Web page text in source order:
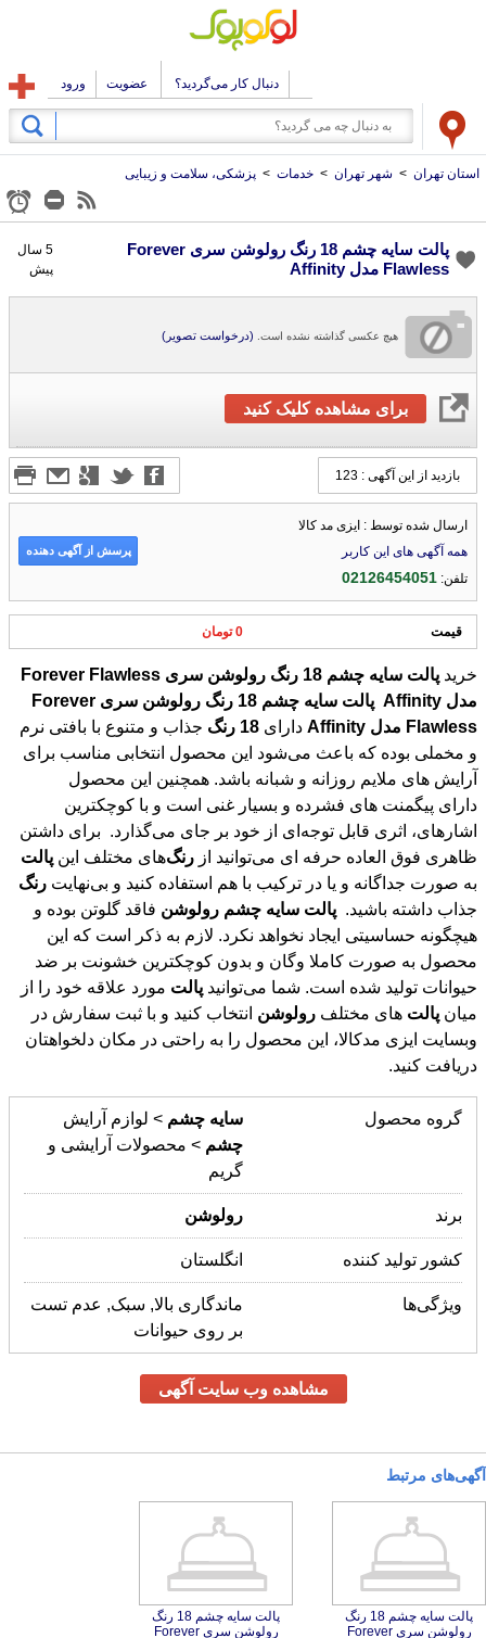
دنبال کار می‌گردید؟ عضویت ورود
استان تهران > شهر تهران > خدمات > پزشکی، سلامت و زیبایی
پالت سایه چشم 18 رنگ رولوشن سری Forever
Flawless مدل Affinity
5 سال
پیش
هیچ عکسی گذاشته نشده است. (درخواست تصویر)
برای مشاهده کلیک کنید
بازدید از این آگهی : 123
ارسال شده توسط : ایزی مد کالا
همه آگهی های این کاربر
تلفن:02126454051
پرسش از آگهی دهنده
قیمت 0 تومان
خرید پالت سایه چشم 18 رنگ رولوشن سری Forever Flawless
مدل Affinity پالت سایه چشم 18 رنگ رولوشن سری Forever
Flawless مدل Affinity دارای 18 رنگ جذاب و متنوع با بافتی نرم
و مخملی بوده که باعث می‌شود این محصول انتخابی مناسب برای
آرایش های ملایم روزانه و شبانه باشد. همچنین این محصول
دارای پیگمنت های فشرده و بسیار غنی است و با کوچکترین
اشارهای، اثری قابل توجه‌ای از خود بر جای می‌گذارد. برای داشتن
ظاهری فوق العاده حرفه ای می‌توانید از رنگ‌های مختلف این پالت
به صورت جداگانه و یا در ترکیب با هم استفاده کنید و بی‌نهایت رنگ
جذاب داشته باشید. پالت سایه چشم رولوشن فاقد گلوتن بوده و
هیچگونه حساسیتی ایجاد نخواهد نکرد. لازم به ذکر است که این
محصول به صورت کاملا وگان و بدون کوچکترین خشونت بر ضد
حیوانات تولید شده است. شما می‌توانید پالت مورد علاقه خود را از
میان پالت های مختلف رولوشن انتخاب کنید و با ثبت سفارش در
وبسایت ایزی مدکالا، این محصول را به راحتی در مکان دلخواهتان
دریافت کنید.
گروه محصول سایه چشم > لوازم آرایش
چشم > محصولات آرایشی و
گریم
برند رولوشن
کشور تولید کننده انگلستان
ویژگی‌ها
ماندگاری بالا, سبک, عدم تست
بر روی حیوانات
مشاهده وب سایت آگهی
آگهی‌های مرتبط
پالت سایه چشم 18 رنگ
رولوشن سری Forever
Flawless مدل پالت سایه چشم 18 رنگ
رولوشن سری Forever